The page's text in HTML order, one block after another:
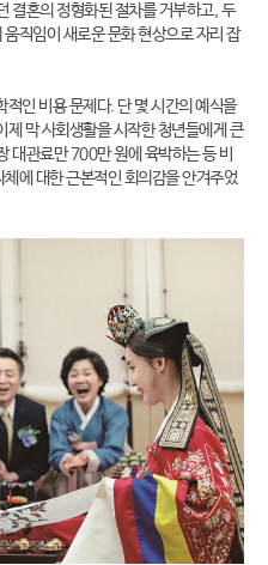
결혼의 정형화된 절차를 거부하고, 두
직임이 새로운 문화 현상으로 자리 잡
인 비용 문제다. 단 몇 시간의 예식을
막 사회생활을 시작한 청년들에게 큰
대관료만 700만 원에 육박하는 등 비
에 대한 근본적인 회의감을 안겨주었